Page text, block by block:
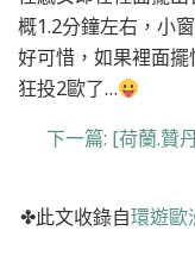
概1.2分鐘左右，小
好可惜，如果裡面
狂投2歐了…
下一篇: [荷蘭.贊
✤此文收錄自環遊歐